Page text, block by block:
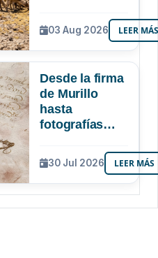
Niño que
podría superar
a los tres
Bolivia
03 Aug 2026 LEER
Desde la firma
de Murillo
hasta
fotografías
UMSA
resguarda 6
joyas de la
30 Jul 2026 LEER MÁS